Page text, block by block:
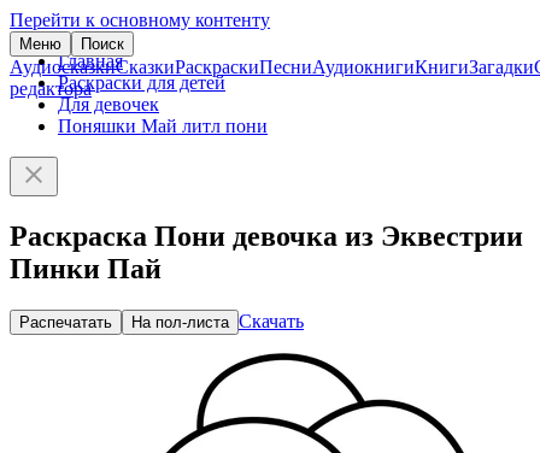
Перейти к основному контенту
Меню Поиск
АудиосказкиСказкиРаскраскиПесниАудиокнигиКнигиЗагадки
редактора
Главная
Раскраски для детей
Для девочек
Поняшки Май литл пони
Раскраска Пони девочка из Эквестрии
Пинки Пай
Распечатать На пол-листа Скачать